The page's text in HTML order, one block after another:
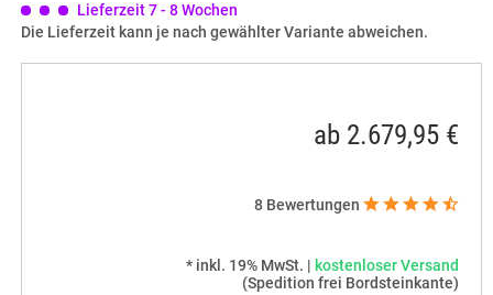
Lieferzeit 7 - 8 Wochen
Die Lieferzeit kann je nach gewählter Variante abweichen.
ab 2.679,95 €
8 Bewertungen
* inkl. 19% MwSt. | kostenloser Versand
(Spedition frei Bordsteinkante)